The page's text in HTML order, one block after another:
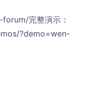
完整演示：
?demo=wen-